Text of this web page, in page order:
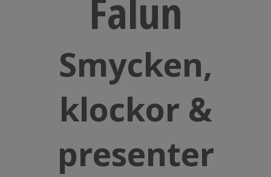
Falun
Smycken,
klockor &
presenter